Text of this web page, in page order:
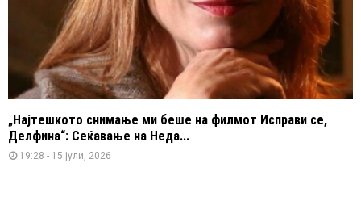
„Најтешкото снимање ми беше на филмот Исправи се,
Делфина“: Сеќавање на Неда...
19:28 - 15 јули, 2026